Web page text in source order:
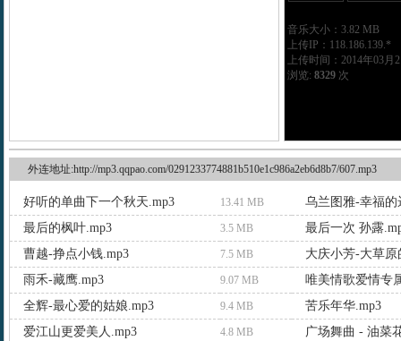
音乐大小：3.82 MB
上传IP：118.186.139.*
上传时间：2014年03月
浏览: 8329次
外连地址:http://mp3.qqpao.com/0291233774881b510e1c986a2eb6d8b7/607.mp3
好听的单曲下一个秋天.mp3 13.41 MB
乌兰图雅-幸福的
最后的枫叶.mp3
3.5 MB
最后一次 孙露
曹越-挣点小钱.mp3
7.5 MB
大庆小芳-大草原
雨禾-藏鹰.mp3
9.07 MB
唯美情歌爱情专
全辉-最心爱的姑娘.mp3
9.4 MB
苦乐年华.mp3
爱江山更爱美人.mp3
4.8 MB
广场舞曲 - 油菜